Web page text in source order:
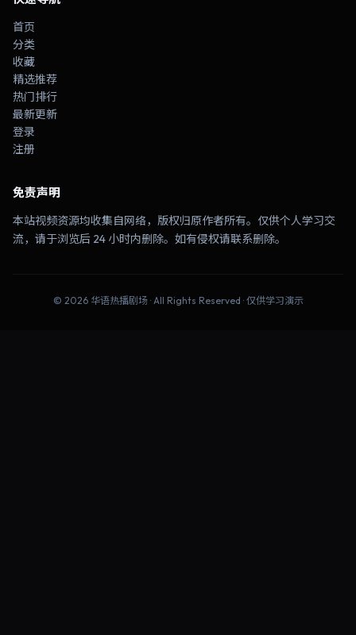
首页
分类
收藏
精选推荐
热门排行
最新更新
登录
注册
免责声明
本站视频资源均收集自网络，版权归原作者所有。仅供个人学习交
流，请于浏览后 24 小时内删除。如有侵权请联系删除。
© 2026 华语热播剧场· All Rights Reserved · 仅供学习演示